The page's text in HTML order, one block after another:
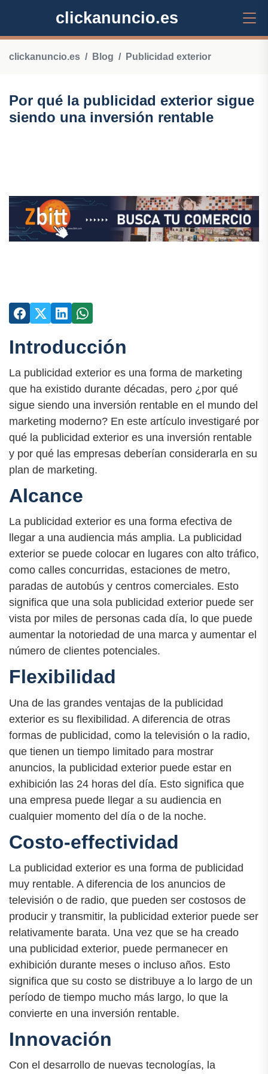
clickanuncio.es
clickanuncio.es Blog Publicidad exterior
Por qué la publicidad exterior sigue
siendo una inversión rentable
Introducción
La publicidad exterior es una forma de marketing
que ha existido durante décadas, pero ¿por qué
sigue siendo una inversión rentable en el mundo del
marketing moderno? En este artículo investigaré por
qué la publicidad exterior es una inversión rentable
y por qué las empresas deberían considerarla en su
plan de marketing.
Alcance
La publicidad exterior es una forma efectiva de
llegar a una audiencia más amplia. La publicidad
exterior se puede colocar en lugares con alto tráfico,
como calles concurridas, estaciones de metro,
paradas de autobús y centros comerciales. Esto
significa que una sola publicidad exterior puede ser
vista por miles de personas cada día, lo que puede
aumentar la notoriedad de una marca y aumentar el
número de clientes potenciales.
Flexibilidad
Una de las grandes ventajas de la publicidad
exterior es su flexibilidad. A diferencia de otras
formas de publicidad, como la televisión o la radio,
que tienen un tiempo limitado para mostrar
anuncios, la publicidad exterior puede estar en
exhibición las 24 horas del día. Esto significa que
una empresa puede llegar a su audiencia en
cualquier momento del día o de la noche.
Costo-effectividad
La publicidad exterior es una forma de publicidad
muy rentable. A diferencia de los anuncios de
televisión o de radio, que pueden ser costosos de
producir y transmitir, la publicidad exterior puede ser
relativamente barata. Una vez que se ha creado
una publicidad exterior, puede permanecer en
exhibición durante meses o incluso años. Esto
significa que su costo se distribuye a lo largo de un
período de tiempo mucho más largo, lo que la
convierte en una inversión rentable.
Innovación
Con el desarrollo de nuevas tecnologías, la